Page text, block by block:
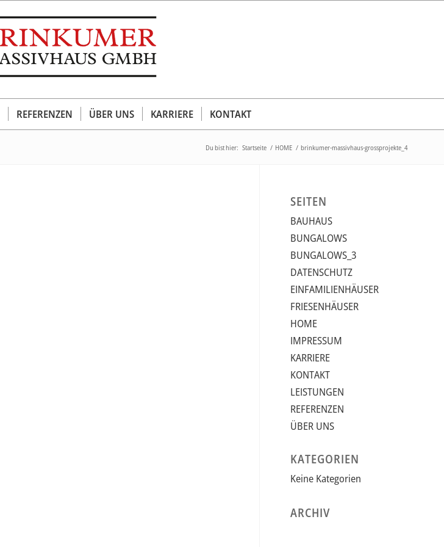
REFERENZEN ÜBER UNS KARRIERE KONTAKT
Du bist hier: Startseite / HOME / brinkumer-massivhaus-grossprojekte_4
SEITEN
BAUHAUS
BUNGALOWS
BUNGALOWS_3
DATENSCHUTZ
EINFAMILIENHÄUSER
FRIESENHÄUSER
HOME
IMPRESSUM
KARRIERE
KONTAKT
LEISTUNGEN
REFERENZEN
ÜBER UNS
KATEGORIEN
Keine Kategorien
ARCHIV